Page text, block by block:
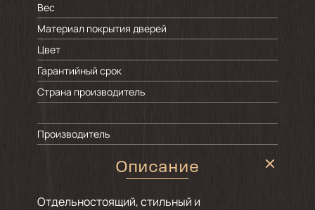
Вес
Материал покрытия дверей
Цвет
Гарантийный срок
Страна производитель
Производитель
Описание
Отдельностоящий, стильный и